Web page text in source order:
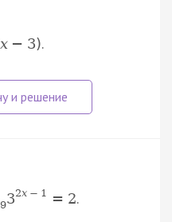
x − 3).
932x − 1 = 2.